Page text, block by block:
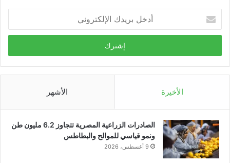
بريدك
الإلكتروني
الأخيرة الأشهر
الصادرات الزراعية المصرية تتجاوز 6.2 مليون طن
ونمو قياسي للموالح والبطاطس
9 أغسطس، 2026